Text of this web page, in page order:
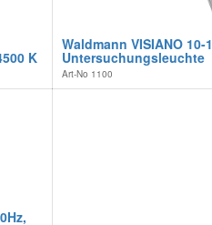
K
Waldmann VISIANO 10-1
Untersuchungsleuchte
Art-No 1100